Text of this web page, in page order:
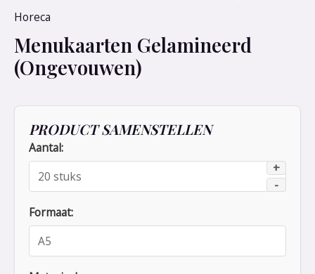
Horeca
Menukaarten Gelamineerd
(Ongevouwen)
PRODUCT SAMENSTELLEN
Aantal:
+
-
Formaat: